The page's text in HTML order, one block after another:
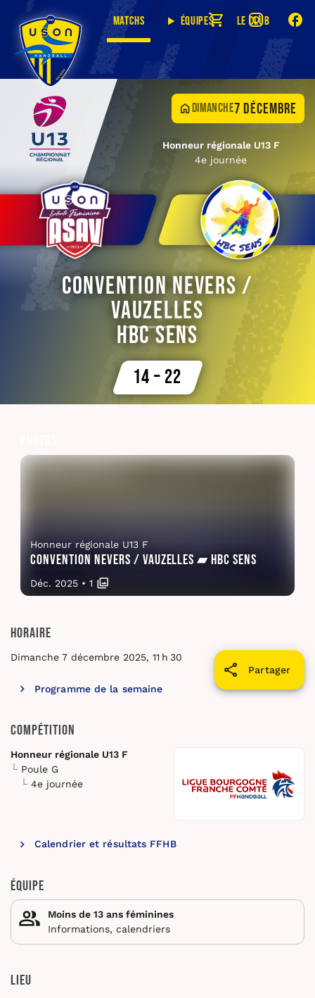
Matchs Équipes Le club
dimanche7 décembre
Honneur régionale U13 F
4e journée
Convention Nevers /
Vauzelles
HBC Sens
14 – 22
Honneur régionale U13 F
Convention Nevers / Vauzelles ▰ HBC Sens
Déc. 2025 • 1
Horaire
Partager
Dimanche 7 décembre 2025, 11 h 30
Programme de la semaine
Compétition
Honneur régionale U13 F
Poule G
4e journée
Calendrier et résultats FFHB
Équipe
Moins de 13 ans féminines
Informations, calendriers
Lieu